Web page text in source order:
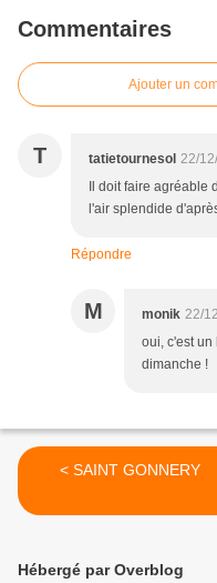
Commentaires
Ajouter un
T tatietournesol 22/
Il doit faire
l'air splendide
Répondre
M monik 22/
oui, c'est un
dimanche !
< SAINT GONNERY
Hébergé par Overblog